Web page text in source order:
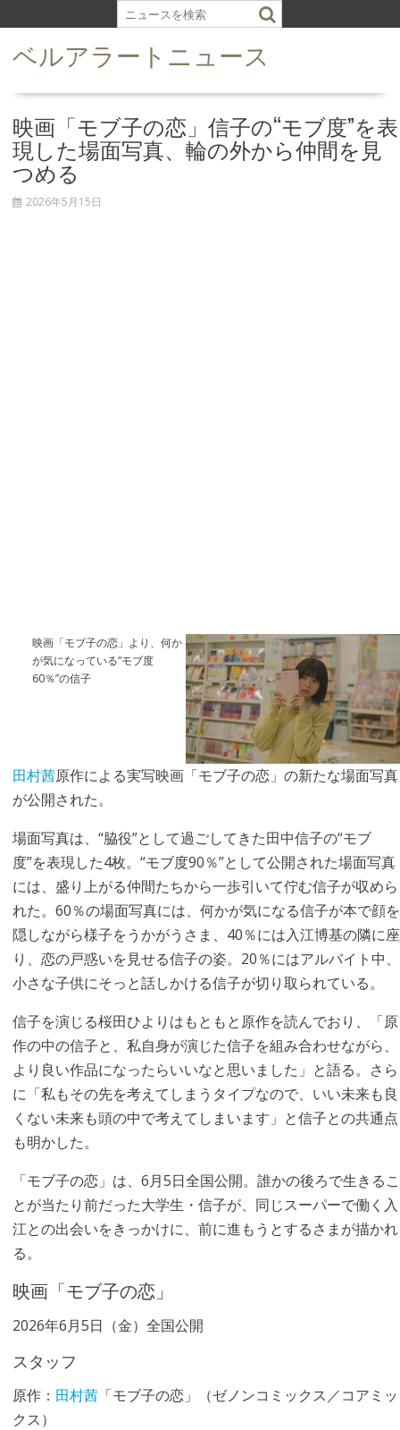
k
ベルアラートニュース
映画「モブ子の恋」信子の“モブ度”を表
現した場面写真、輪の外から仲間を見
つめる
2026年5月15日
映画「モブ子の恋」より、何か
が気になっている“モブ度
60％”の信子
田村茜原作による実写映画「モブ子の恋」の新たな場面写真
が公開された。
場面写真は、“脇役”として過ごしてきた田中信子の“モブ
度”を表現した4枚。“モブ度90％”として公開された場面写真
には、盛り上がる仲間たちから一歩引いて佇む信子が収めら
れた。60％の場面写真には、何かが気になる信子が本で顔を
隠しながら様子をうかがうさま、40％には入江博基の隣に座
り、恋の戸惑いを見せる信子の姿。20％にはアルバイト中、
小さな子供にそっと話しかける信子が切り取られている。
信子を演じる桜田ひよりはもともと原作を読んでおり、「原
作の中の信子と、私自身が演じた信子を組み合わせながら、
より良い作品になったらいいなと思いました」と語る。さら
に「私もその先を考えてしまうタイプなので、いい未来も良
くない未来も頭の中で考えてしまいます」と信子との共通点
も明かした。
「モブ子の恋」は、6月5日全国公開。誰かの後ろで生きるこ
とが当たり前だった大学生・信子が、同じスーパーで働く入
江との出会いをきっかけに、前に進もうとするさまが描かれ
る。
映画「モブ子の恋」
2026年6月5日（金）全国公開
スタッフ
原作： 田村茜「モブ子の恋」（ゼノンコミックス／コアミッ
クス）